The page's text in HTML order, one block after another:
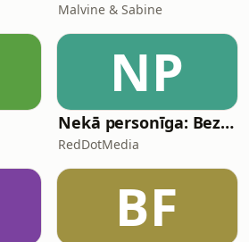
Malvine & Sabine
NP
Nekā personīga: Bez protokola
RedDotMedia
BF